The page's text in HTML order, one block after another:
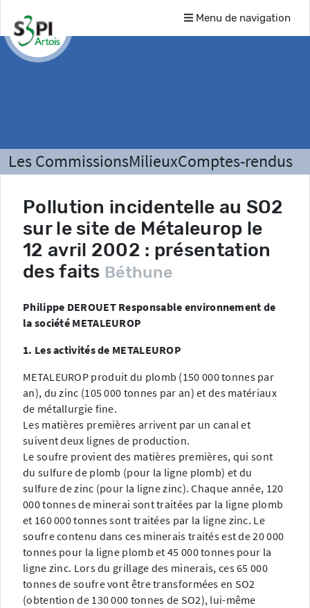
Menu de navigation
Les CommissionsMilieuxComptes-rendus
Pollution incidentelle au SO2
sur le site de Métaleurop le
12 avril 2002 : présentation
des faits Béthune
Philippe DEROUET Responsable environnement de
la société METALEUROP
1. Les activités de METALEUROP
METALEUROP produit du plomb (150 000 tonnes par
an), du zinc (105 000 tonnes par an) et des matériaux
de métallurgie fine.
Les matières premières arrivent par un canal et
suivent deux lignes de production.
Le soufre provient des matières premières, qui sont
du sulfure de plomb (pour la ligne plomb) et du
sulfure de zinc (pour la ligne zinc). Chaque année, 120
000 tonnes de minerai sont traitées par la ligne plomb
et 160 000 tonnes sont traitées par la ligne zinc. Le
soufre contenu dans ces minerais traités est de 20 000
tonnes pour la ligne plomb et 45 000 tonnes pour la
ligne zinc. Lors du grillage des minerais, ces 65 000
tonnes de soufre vont être transformées en SO2
(obtention de 130 000 tonnes de SO2), lui-même